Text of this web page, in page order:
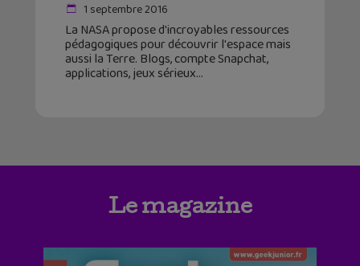
1 septembre 2016
La NASA propose d'incroyables ressources
pédagogiques pour découvrir l'espace mais
aussi la Terre. Blogs, compte Snapchat,
applications, jeux sérieux
Le magazine